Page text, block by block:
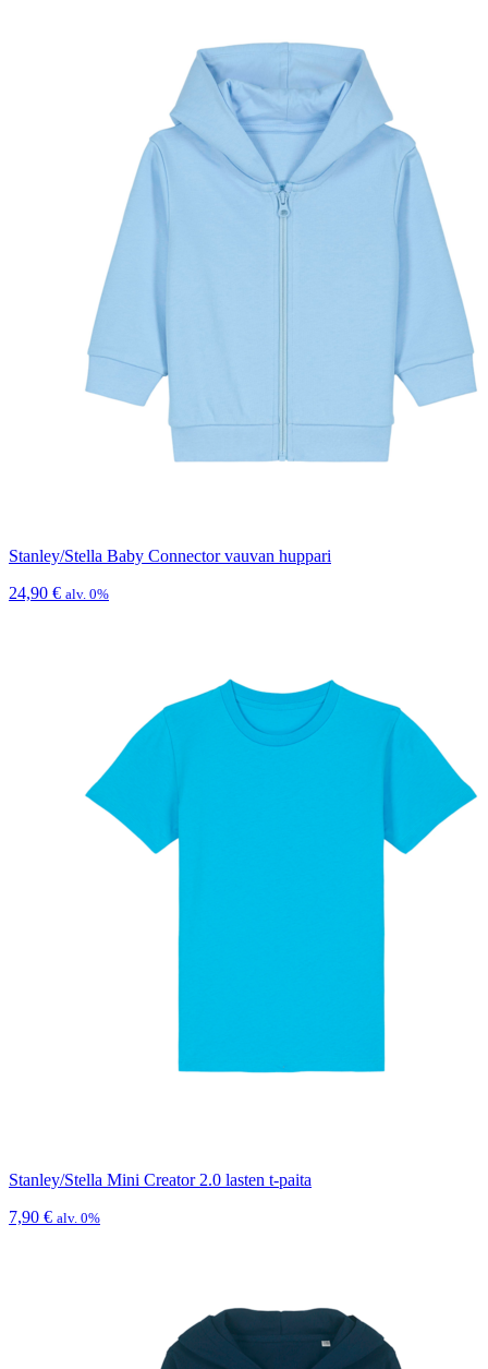
Stanley/Stella Baby Connector vauvan huppari
24,90 € alv. 0%
Stanley/Stella Mini Creator 2.0 lasten t-paita
7,90 € alv. 0%